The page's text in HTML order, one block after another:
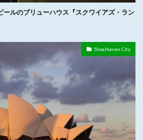
ールのブリューハウス『スクワイアズ・ラン
Shoalhaven City